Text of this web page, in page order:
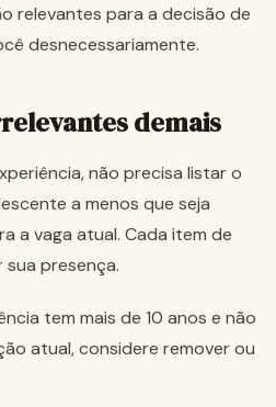
relevantes para a decisão de
desnecessariamente.
demais
não precisa listar o
a menos que seja
a vaga atual. Cada item de
presença.
tem mais de 10 anos e não
atual, considere remover ou